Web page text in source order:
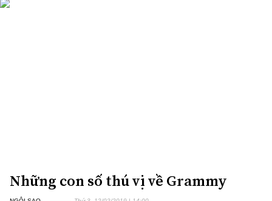
Những con số thú vị về Grammy